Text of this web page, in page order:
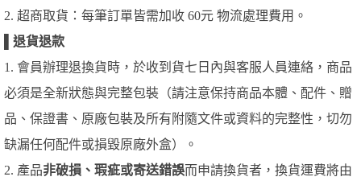
2. 超商取貨：每筆訂單皆需加收 60元 物流處理費用。
退貨退款
1. 會員辦理退換貨時，於收到貨七日內與客服人員連絡，商品
必須是全新狀態與完整包裝（請注意保持商品本體、配件、贈
品、保證書、原廠包裝及所有附隨文件或資料的完整性，切勿
缺漏任何配件或損毀原廠外盒）。
2. 產品非破損、瑕疵或寄送錯誤而申請換貨者，換貨運費將由